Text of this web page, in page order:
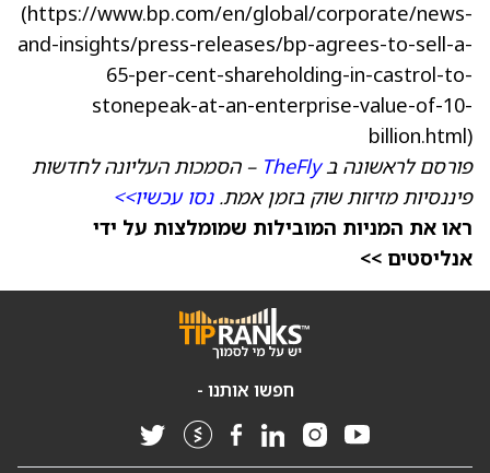
(https://www.bp.com/en/global/corporate/news-
and-insights/press-releases/bp-agrees-to-sell-a-
65-per-cent-shareholding-in-castrol-to-
stonepeak-at-an-enterprise-value-of-10-
billion.html)
פורסם לראשונה בTheFly – הסמכות העליונה לחדשות
פיננסיות מזיזות שוק בזמן אמת.נסו עכשיו>>
ראו את המניות המובילות שמומלצות על ידי
אנליסטים >>
חפשו אותנו -